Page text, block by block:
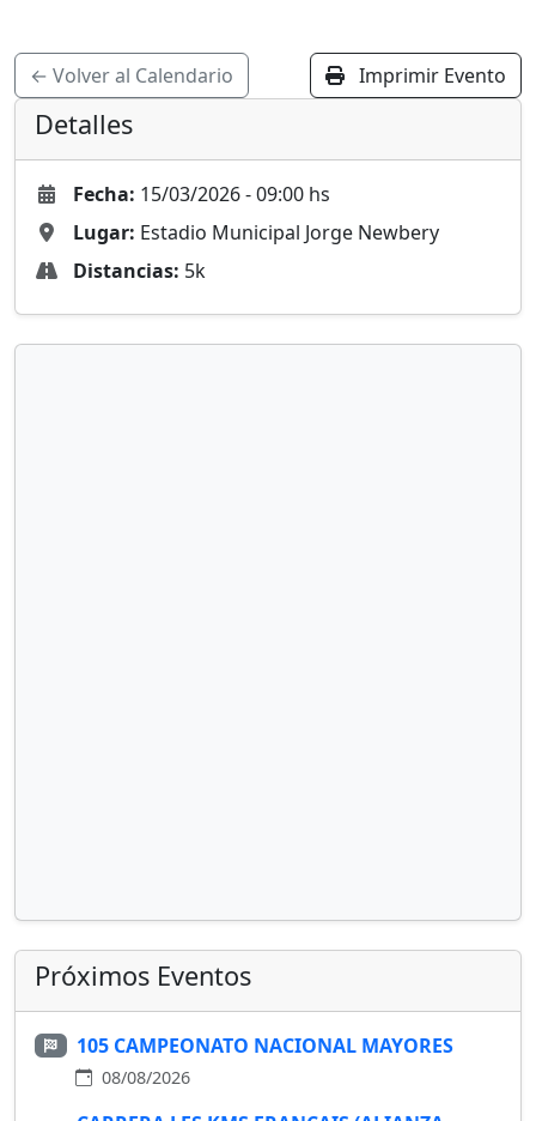
← Volver al Calendario Imprimir Evento
Detalles
Fecha: 15/03/2026 - 09:00 hs
Lugar: Estadio Municipal Jorge Newbery
Distancias: 5k
Próximos Eventos
105 CAMPEONATO NACIONAL MAYORES
08/08/2026